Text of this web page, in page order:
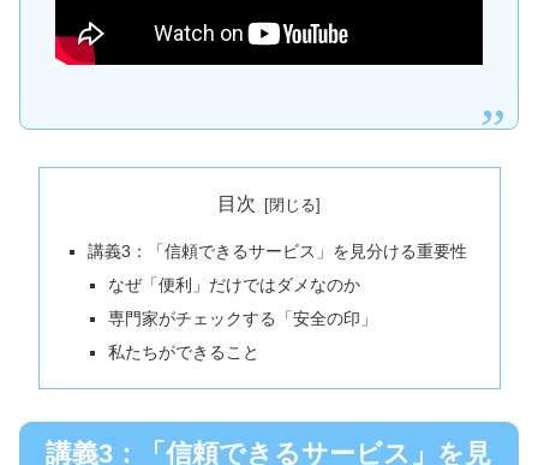
目次
講義3：「信頼できるサービス」を見分ける重要性
なぜ「便利」だけではダメなのか
専門家がチェックする「安全の印」
私たちができること
講義3：「信頼できるサービス」を見